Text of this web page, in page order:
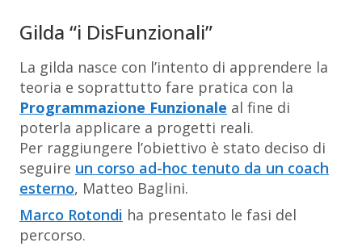
Gilda “i DisFunzionali”
La gilda nasce con l’intento di apprendere la
teoria e soprattutto fare pratica con la
Programmazione Funzionale al fine di
poterla applicare a progetti reali.
Per raggiungere l’obiettivo è stato deciso di
seguire un corso ad-hoc tenuto da un coach
esterno, Matteo Baglini.
Marco Rotondi ha presentato le fasi del
percorso.